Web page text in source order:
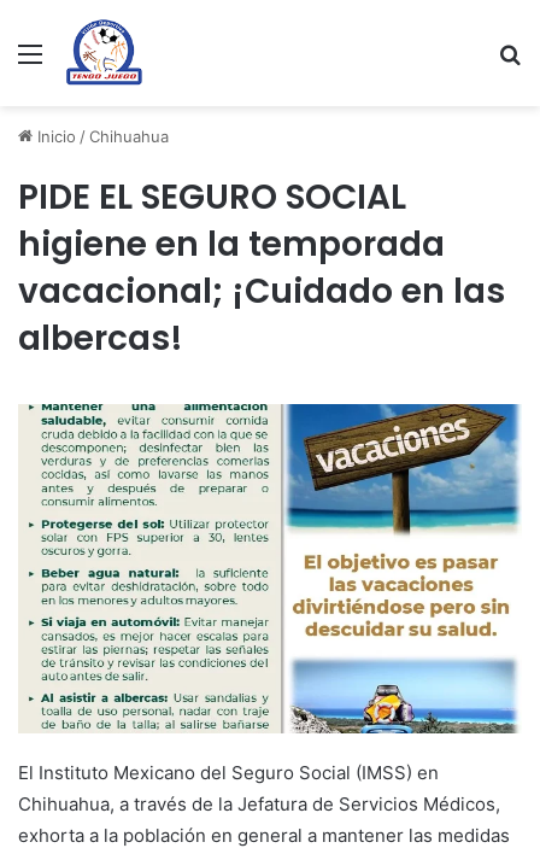
Menu
Inicio /Chihuahua
PIDE EL SEGURO SOCIAL
higiene en la temporada
vacacional; ¡Cuidado en las
albercas!
El Instituto Mexicano del Seguro Social (IMSS) en
Chihuahua, a través de la Jefatura de Servicios Médicos,
exhorta a la población en general a mantener las medidas